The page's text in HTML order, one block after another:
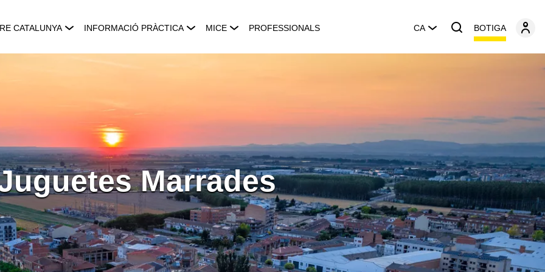
CATALUNYA INFORMACIÓ PRÀCTICA MICE PROFESSIONALS CA BOTIGA
Marrades